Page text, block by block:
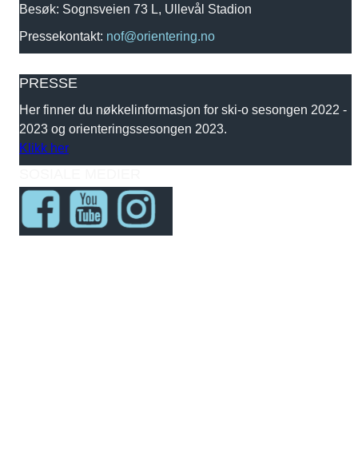
Besøk: Sognsveien 73 L, Ullevål Stadion
Pressekontakt: nof@orientering.no
PRESSE
Her finner du nøkkelinformasjon for ski-o sesongen 2022 -
2023 og orienteringssesongen 2023.
Klikk her